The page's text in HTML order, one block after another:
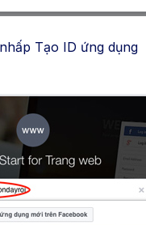
Tạo ID ứng dụng